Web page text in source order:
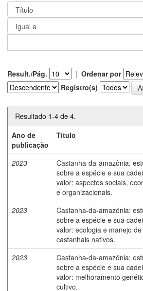
Result./Pág. | Ordenar por
Registro(s)
Resultado 1-4 de 4.
Ano de
publicação
Título
2023
Castanha-da-amazônia:
sobre a espécie e sua
valor: aspectos sociais,
e organizacionais.
2023
Castanha-da-amazônia:
sobre a espécie e sua
valor: ecologia e manejo de
castanhais nativos.
2023
Castanha-da-amazônia:
sobre a espécie e sua
valor: melhoramento
cultivo.